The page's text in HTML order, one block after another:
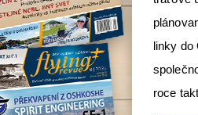
linky do
roce